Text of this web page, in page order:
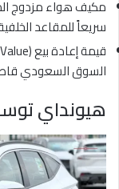
مكيف هواء مزدوج
سريعاً للمقاعد
السوق السعودي
هيونداي توسان